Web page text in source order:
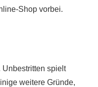
Shop vorbei.
spielt
weitere Gründe,